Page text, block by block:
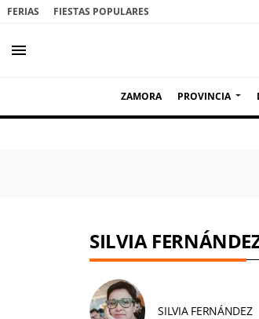
FERIAS FIESTAS POPULARES
menu
ZAMORA PROVINCIA
SILVIA
SILVIA FERNÁNDEZ